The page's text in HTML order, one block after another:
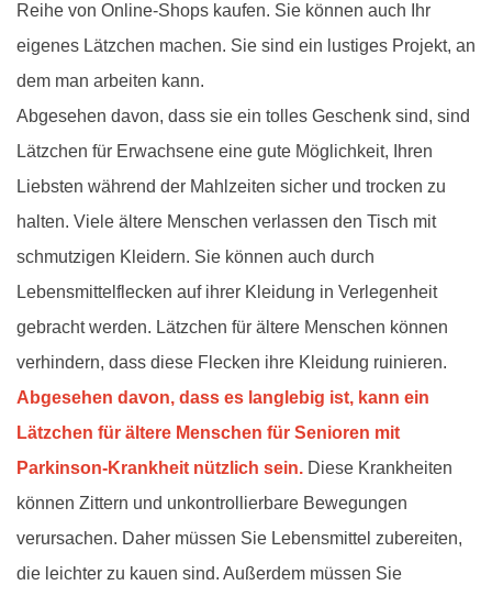
Reihe von Online-Shops kaufen. Sie können auch Ihr
eigenes Lätzchen machen. Sie sind ein lustiges Projekt, an
dem man arbeiten kann.
Abgesehen davon, dass sie ein tolles Geschenk sind, sind
Lätzchen für Erwachsene eine gute Möglichkeit, Ihren
Liebsten während der Mahlzeiten sicher und trocken zu
halten. Viele ältere Menschen verlassen den Tisch mit
schmutzigen Kleidern. Sie können auch durch
Lebensmittelflecken auf ihrer Kleidung in Verlegenheit
gebracht werden. Lätzchen für ältere Menschen können
verhindern, dass diese Flecken ihre Kleidung ruinieren.
Abgesehen davon, dass es langlebig ist, kann ein
Lätzchen für ältere Menschen für Senioren mit
Parkinson-Krankheit nützlich sein. Diese Krankheiten
können Zittern und unkontrollierbare Bewegungen
verursachen. Daher müssen Sie Lebensmittel zubereiten,
die leichter zu kauen sind. Außerdem müssen Sie